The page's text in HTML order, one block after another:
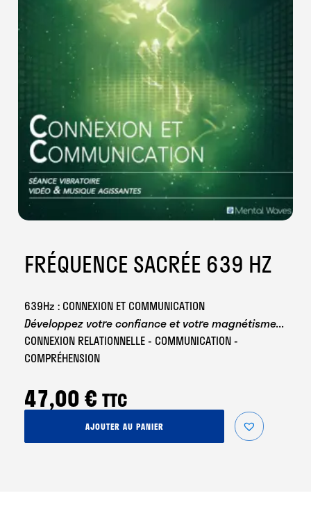
FRÉQUENCE SACRÉE 639 HZ
639Hz : CONNEXION ET COMMUNICATION
Développez votre confiance et votre magnétisme...
CONNEXION RELATIONNELLE - COMMUNICATION -
COMPRÉHENSION
47,00€ TTC
AJOUTER AU PANIER